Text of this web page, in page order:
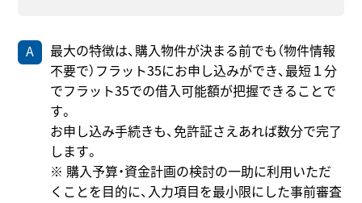
最大の特徴は、購入物件が決まる前でも（物件情報
不要で）フラット35にお申し込みができ、最短１分
でフラット35での借入可能額が把握できることで
す。
お申し込み手続きも、免許証さえあれば数分で完了
します。
※ 購入予算・資金計画の検討の一助に利用いただ
くことを目的に、入力項目を最小限にした事前審査